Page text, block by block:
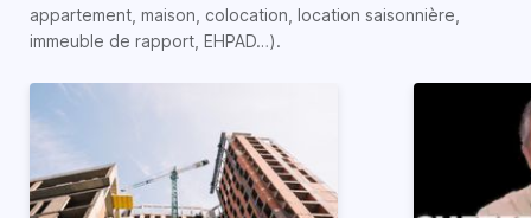
appartement, maison, colocation, location saisonnière,
immeuble de rapport, EHPAD…).